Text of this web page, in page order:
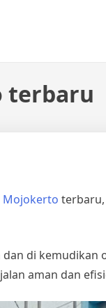
terbaru
Mojokerto
di
aman dan